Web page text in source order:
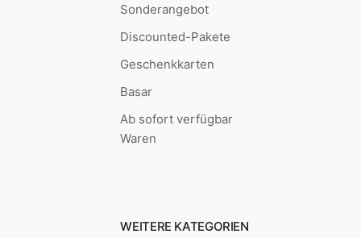
Sonderangebot
Discounted-Pakete
Geschenkkarten
Basar
Ab sofort verfügbar
Waren
WEITERE KATEGORIEN